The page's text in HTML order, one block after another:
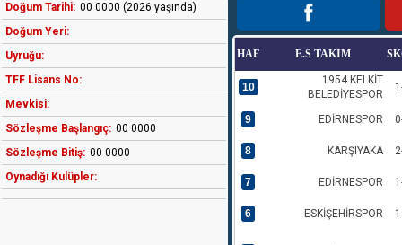
Doğum Tarihi: 00 0000 (2026 yaşında)
Doğum Yeri:
Uyruğu:
TFF Lisans No:
Mevkisi:
Sözleşme Başlangıç: 00 0000
Sözleşme Bitiş: 00 0000
Oynadığı Kulüpler:
HAF E.S TAKIM
10
1954 KELKİT
BELEDİYESPOR
9 EDİRNESPOR
8 KARŞIYAKA
7 EDİRNESPOR
6 ESKİŞEHİRSPOR